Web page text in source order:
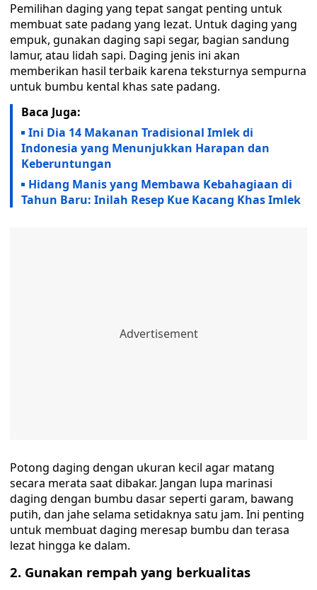
Pemilihan daging yang tepat sangat penting untuk
membuat sate padang yang lezat. Untuk daging yang
empuk, gunakan daging sapi segar, bagian sandung
lamur, atau lidah sapi. Daging jenis ini akan
memberikan hasil terbaik karena teksturnya sempurna
untuk bumbu kental khas sate padang.
Baca Juga:
Ini Dia 14 Makanan Tradisional Imlek di
Indonesia yang Menunjukkan Harapan dan
Keberuntungan
Hidang Manis yang Membawa Kebahagiaan di
Tahun Baru: Inilah Resep Kue Kacang Khas Imlek
Potong daging dengan ukuran kecil agar matang
secara merata saat dibakar. Jangan lupa marinasi
daging dengan bumbu dasar seperti garam, bawang
putih, dan jahe selama setidaknya satu jam. Ini penting
untuk membuat daging meresap bumbu dan terasa
lezat hingga ke dalam.
2. Gunakan rempah yang berkualitas